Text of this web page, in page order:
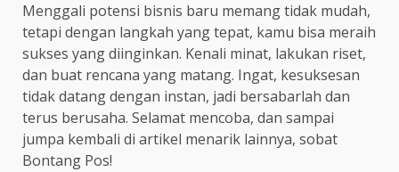
Menggali potensi bisnis baru memang tidak mudah,
tetapi dengan langkah yang tepat, kamu bisa meraih
sukses yang diinginkan. Kenali minat, lakukan riset,
dan buat rencana yang matang. Ingat, kesuksesan
tidak datang dengan instan, jadi bersabarlah dan
terus berusaha. Selamat mencoba, dan sampai
jumpa kembali di artikel menarik lainnya, sobat
Bontang Pos!